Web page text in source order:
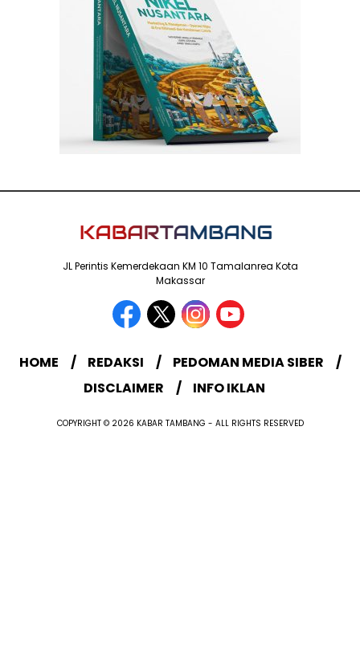
JL Perintis Kemerdekaan KM 10 Tamalanrea Kota
Makassar
HOME REDAKSI
PEDOMAN MEDIA SIBER
DISCLAIMER
INFO IKLAN
COPYRIGHT © 2026 KABAR TAMBANG - ALL RIGHTS RESERVED